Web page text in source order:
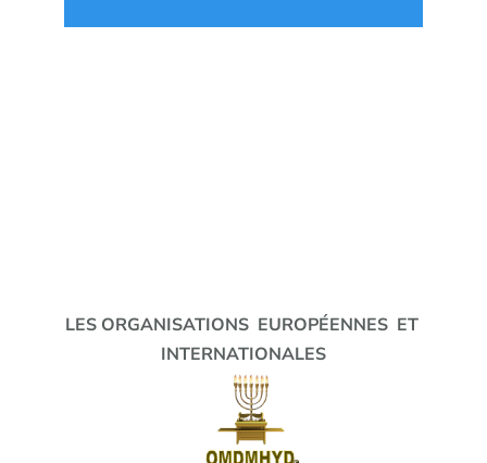
LES ORGANISATIONS EUROPÉENNES ET
INTERNATIONALES